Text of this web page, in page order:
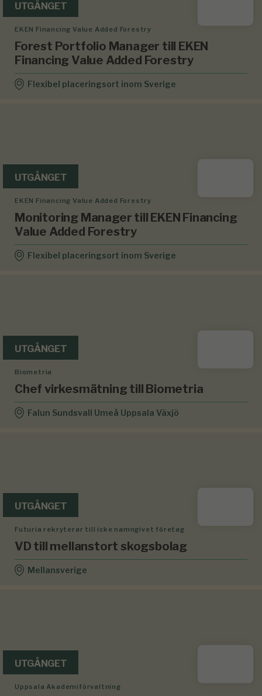
UTGÅNGET
EKEN Financing Value Added Forestry
Forest Portfolio Manager till EKEN
Financing Value Added Forestry
Flexibel placeringsort inom Sverige
UTGÅNGET
EKEN Financing Value Added Forestry
Monitoring Manager till EKEN Financing
Value Added Forestry
Flexibel placeringsort inom Sverige
UTGÅNGET
Biometria
Chef virkesmätning till Biometria
Falun Sundsvall Umeå Uppsala Växjö
UTGÅNGET
Futuria rekryterar till icke namngivet företag
VD till mellanstort skogsbolag
Mellansverige
UTGÅNGET
Uppsala Akademiförvaltning